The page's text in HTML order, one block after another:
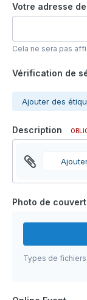
Votre adresse
Cela ne sera pas
Vérification de
Ajouter des
Description
Photo de
Types de